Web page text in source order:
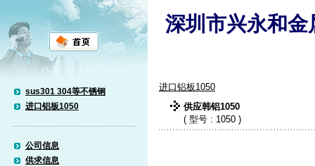
sus301 304等不锈钢
进口铝板1050
公司信息
供求信息
深圳市兴永和
进口铝板1050
供应韩铝1050
( 型号 : 1050 )